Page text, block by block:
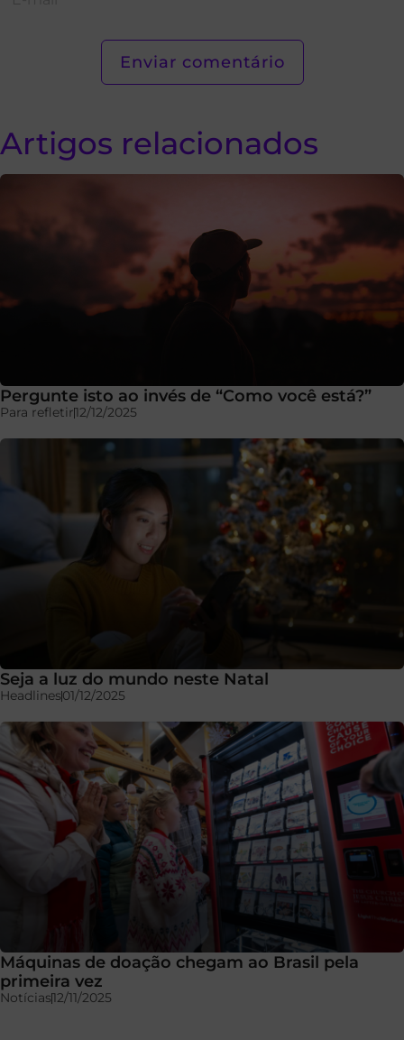
Artigos relacionados
Pergunte isto ao invés de “Como você está?”
Para refletir12/12/2025
Seja a luz do mundo neste Natal
Headlines01/12/2025
Máquinas de doação chegam ao Brasil pela
primeira vez
Notícias12/11/2025